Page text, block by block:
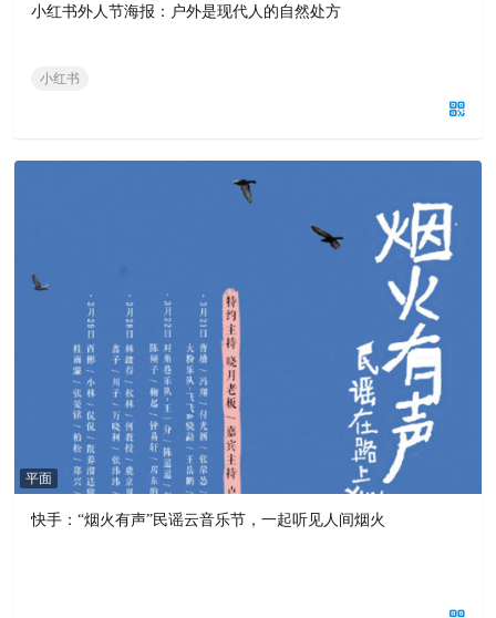
小红书外人节海报：户外是现代人的自然处方
小红书
平面
快手：“烟火有声”民谣云音乐节，一起听见人间烟火